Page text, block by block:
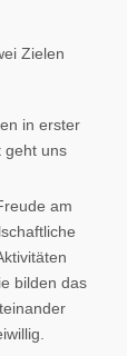
Zielen
in erster
geht uns
am
bilden das